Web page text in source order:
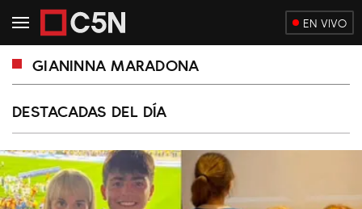
EN VIVO
GIANINNA MARADONA
DESTACADAS DEL DÍA